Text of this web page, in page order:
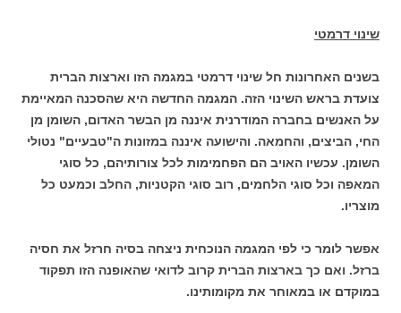
שינוי דרמטי
בשנים האחרונות חל שינוי דרמטי במגמה הזו וארצות הברית
צועדת בראש השינוי הזה. המגמה החדשה היא שהסכנה המאיימת
על האנשים בחברה המודרנית איננה מן הבשר האדום, השומן מן
החי, הביצים, והחמאה. והישועה איננה במזונות ה"טבעיים" נטולי
השומן. עכשיו האויב הם הפחמימות לכל צורותיהם, כל סוגי
המאפה וכל סוגי הלחמים, רוב סוגי הקטניות, החלב וכמעט כל
מוצריו.
אפשר לומר כי לפי המגמה הנוכחית ניצחה בסיה חרזל את חסיה
ברזל. ואם כך בארצות הברית קרוב לדואי שהאופנה הזו תפקוד
במוקדם או במאוחר את מקומותינו.